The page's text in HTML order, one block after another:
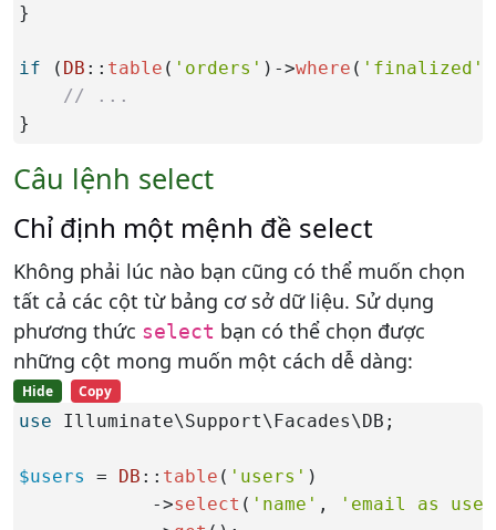
}
if ( DB :: table ( 'orders' )->where ( 'finalized'
// ...
}
Câu lệnh select
Chỉ định một mệnh đề select
Không phải lúc nào bạn cũng có thể muốn chọn
tất cả các cột từ bảng cơ sở dữ liệu. Sử dụng
phương thức select bạn có thể chọn được
những cột mong muốn một cách dễ dàng:
Hide Copy
use Illuminate\Support\Facades\DB;
$users = DB :: table ( 'users' )
            ->
select ( 'name' ,
'email as